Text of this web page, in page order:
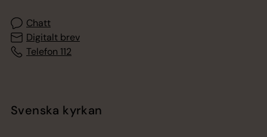
Chatt
Digitalt brev
Telefon 112
Svenska kyrkan